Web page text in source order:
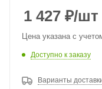
1 427 ₽/шт
Цена указана с
Доступно к заказу
Варианты